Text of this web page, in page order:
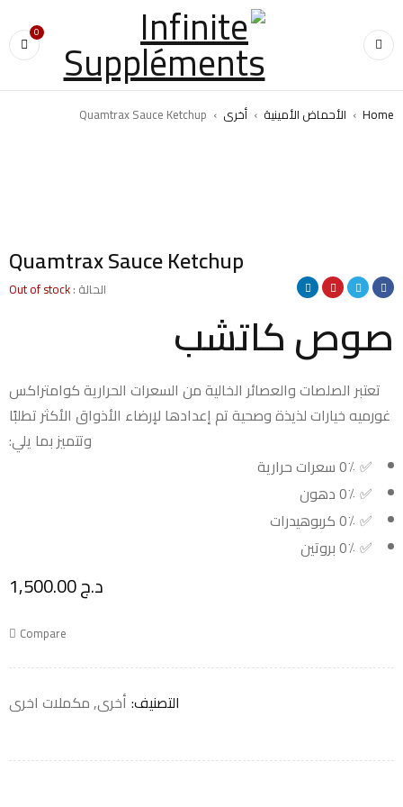
0
Home
› الأحماض الأمينية › أخرى ›
Quamtrax Sauce Ketchup
Quamtrax Sauce Ketchup
الحالة :Out of stock
صوص كاتشب
تعتبر الصلصات والعصائر الخالية من السعرات الحرارية كوامتراكس
غورميه خيارات لذيذة وصحية تم إعدادها لإرضاء الأذواق الأكثر تطلبًا
وتتميز بما يلي:
✅ 0٪ سعرات حرارية
✅ 0٪ دهون
✅ 0٪ كربوهيدرات
✅ 0٪ بروتين
د.ج
Compare
التصنيف: أخرى,مكملات اخرى